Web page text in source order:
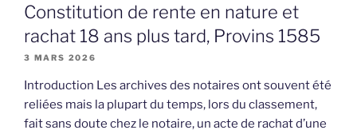
Constitution de rente en nature et
rachat 18 ans plus tard, Provins 1585
3 MARS 2026
Introduction Les archives des notaires ont souvent été
reliées mais la plupart du temps, lors du classement,
fait sans doute chez le notaire, un acte de rachat d’une